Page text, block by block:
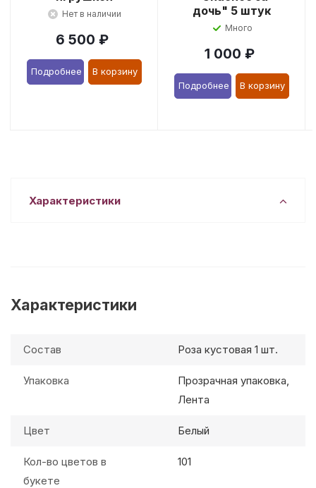
Нет в наличии
6 500 ₽
Подробнее В корзину
дочь" 5 штук
Много
1 000 ₽
Подробнее В корзину
Характеристики
Характеристики
Состав Роза кустовая 1 шт.
Упаковка
Прозрачная упаковка,
Лента
Цвет Белый
Кол-во цветов в
букете
101